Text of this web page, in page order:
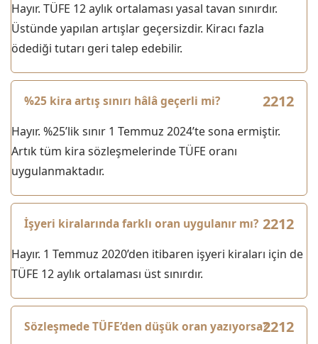
Hayır. TÜFE 12 aylık ortalaması yasal tavan sınırdır.
Üstünde yapılan artışlar geçersizdir. Kiracı fazla
ödediği tutarı geri talep edebilir.
%25 kira artış sınırı hâlâ geçerli mi?
Hayır. %25’lik sınır 1 Temmuz 2024’te sona ermiştir.
Artık tüm kira sözleşmelerinde TÜFE oranı
uygulanmaktadır.
İşyeri kiralarında farklı oran uygulanır mı?
Hayır. 1 Temmuz 2020’den itibaren işyeri kiraları için de
TÜFE 12 aylık ortalaması üst sınırdır.
Sözleşmede TÜFE’den düşük oran yazıyorsa?